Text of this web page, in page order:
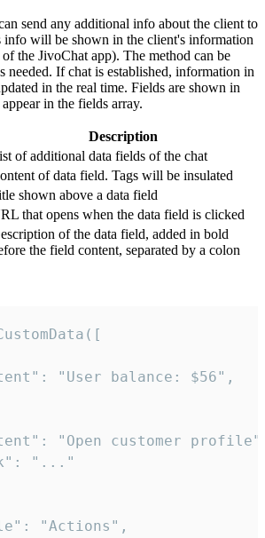
send any additional info about the client to
info will be shown in the client's information
the JivoChat app). The method can be
needed. If chat is established, information in
in the real time. Fields are shown in
in the fields array.
Description
of additional data fields of the chat
of data field. Tags will be insulated
shown above a data field
that opens when the data field is clicked
of the data field, added in bold
the field content, separated by a colon
"User balance: $56",
"Open customer
"..."
"Actions",